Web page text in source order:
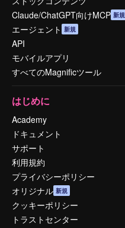
Claude/ChatGPT向けMCP 新規
エージェント 新規
API
モバイルアプリ
すべてのMagnificツール
はじめに
Academy
ドキュメント
サポート
利用規約
プライバシーポリシー
オリジナル 新規
クッキーポリシー
トラストセンター